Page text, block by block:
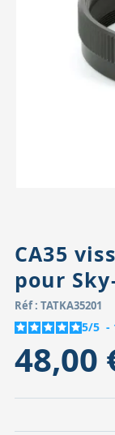
Accessoires
Pièces
CA35
pour
Réf : TATKA35201
5/5 -
48,00